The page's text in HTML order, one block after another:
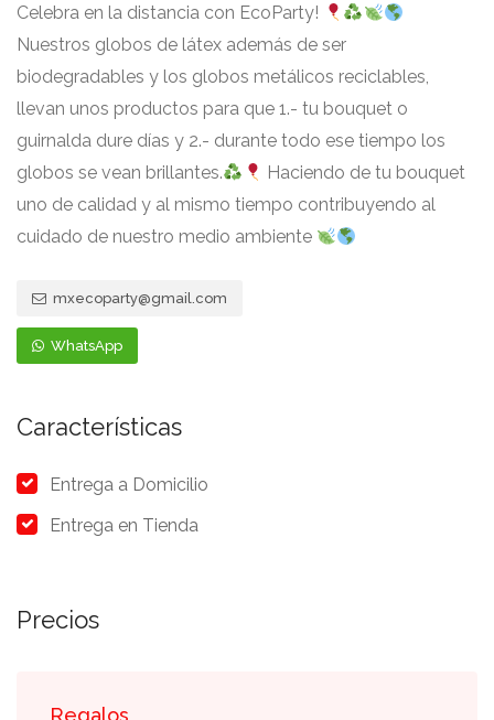
Celebra en la distancia con EcoParty!
Nuestros globos de látex además de ser
biodegradables y los globos metálicos reciclables,
llevan unos productos para que 1.- tu bouquet o
guirnalda dure días y 2.- durante todo ese tiempo los
globos se vean brillantes.
Haciendo de tu bouquet
uno de calidad y al mismo tiempo contribuyendo al
cuidado de nuestro medio ambiente
mxecoparty@gmail.com
WhatsApp
Características
Entrega a Domicilio
Entrega en Tienda
Precios
Regalos